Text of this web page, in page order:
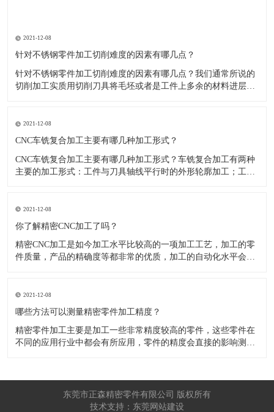
2021-12-08
针对不锈钢零件加工切削难度的因素有哪几点？
针对不锈钢零件加工切削难度的因素有哪几点？我们通常所说的
切削加工实质用切削刀具将毛坯或者是工件上多余的材料进层进
其他的常规材料，比如铜材和铝合金，究其原因有以下几个关键
因素： 一
2021-12-08
CNC车铣复合加工主要有哪几种加工形式？
CNC车铣复合加工主要有哪几种加工形式？车铣复合加工有两种
主要的加工形式：工件与刀具轴线平行时的外形轮廓加工；工件
2021-12-08
​你了解精密CNC加工了吗？
精密CNC加工是如今加工水平比较高的一项加工工艺，加工的零
件质量，产品的精确度等都非常的优质，加工的自动化水平会比
自动化技术水平高，非常适合加工轮廊样子繁杂的曲线图，斜面
零
2021-12-08
​哪些方法可以测量精密零件加工精度？
精密零件加工主要是加工一些非常精度较高的零件，这些零件在
不同的应用行业中都会有所应用，零件的精度会直接的影响测量
工按量具量仪的读数值是否直接表示被测尺寸的数值，可分为测
东莞市正森精密零件有限公司 版权所有
技术支持：东莞网站建设